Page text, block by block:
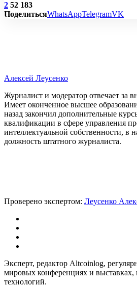
2 52 183
ПоделитьсяWhatsAppTelegramVK
Алексей Леусенко
Журналист и модератор отвечает за
Имеет оконченное высшее
назад закончил дополнительные
квалификации в сфере управления
интеллектуальной собственности, в
должность штатного журналиста.
Проверено экспертом: Леусенко
Эксперт, редактор Altcoinlog,
мировых конференциях и
технологий.